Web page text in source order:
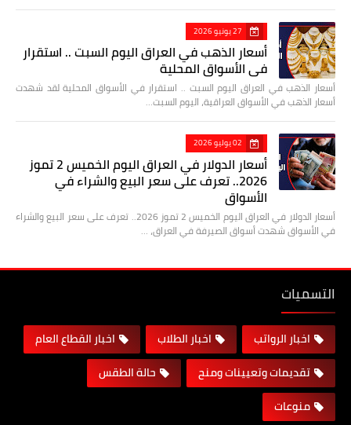
27 يونيو 2026
أسعار الذهب في العراق اليوم السبت .. استقرار
في الأسواق المحلية
أسعار الذهب في العراق اليوم السبت .. استقرار في الأسواق المحلية لقد شهدت
أسعار الذهب في الأسواق العراقية، اليوم السبت…
02 يوليو 2026
أسعار الدولار في العراق اليوم الخميس 2 تموز
2026.. تعرف على سعر البيع والشراء في
الأسواق
أسعار الدولار في العراق اليوم الخميس 2 تموز 2026.. تعرف على سعر البيع والشراء
في الأسواق شهدت أسواق الصيرفة في العراق، …
التسميات
اخبار الرواتب اخبار الطلاب
اخبار القطاع العام
تقديمات وتعيينات ومنح
حالة الطقس
منوعات